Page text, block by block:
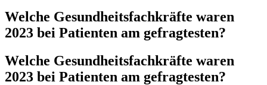
Welche Gesundheitsfachkräfte waren
2023 bei Patienten am gefragtesten?
Welche Gesundheitsfachkräfte waren
2023 bei Patienten am gefragtesten?